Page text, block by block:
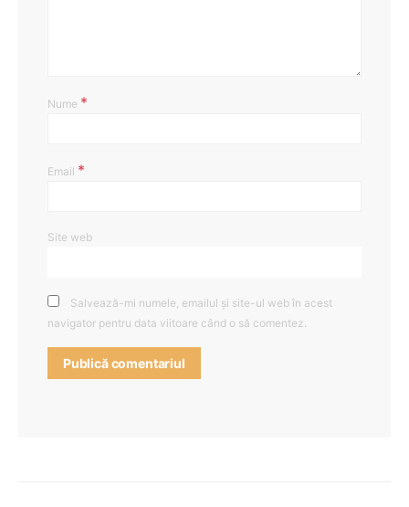
Nume *
Email *
Site web
Salvează-mi numele, emailul și site-ul web în acest
navigator pentru data viitoare când o să comentez.